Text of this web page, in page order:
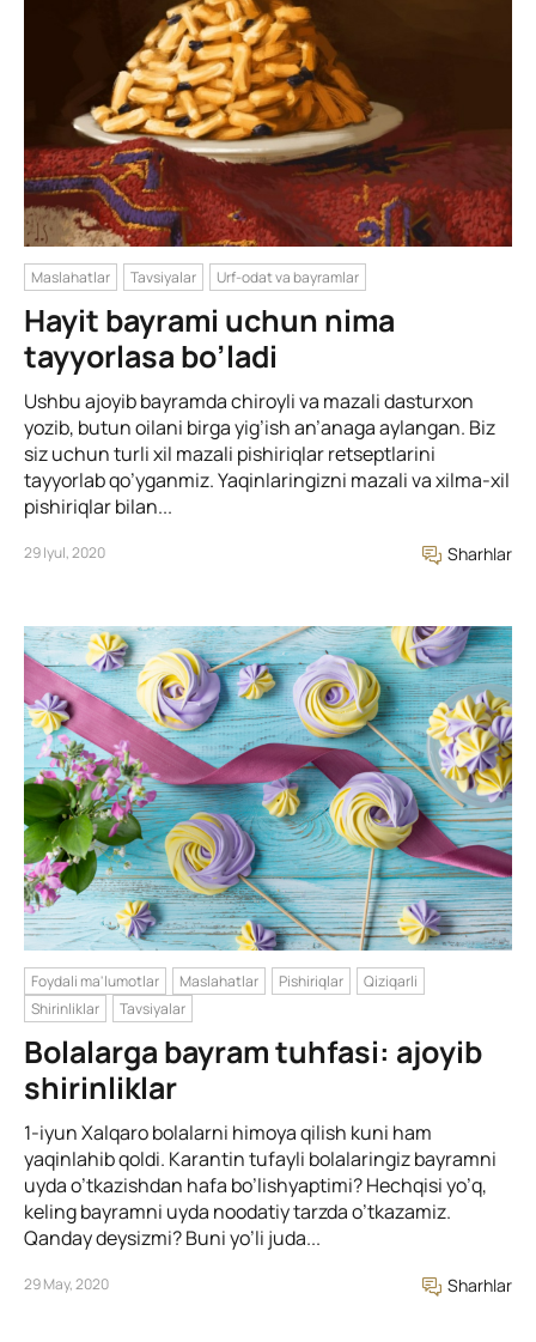
Maslahatlar Tavsiyalar Urf-odat va bayramlar
Hayit bayrami uchun nima
tayyorlasa bo’ladi
Ushbu ajoyib bayramda chiroyli va mazali dasturxon
yozib, butun oilani birga yig’ish an’anaga aylangan. Biz
siz uchun turli xil mazali pishiriqlar retseptlarini
tayyorlab qo’yganmiz. Yaqinlaringizni mazali va xilma-xil
pishiriqlar bilan...
29 Iyul, 2020 Sharhlar
Foydali ma'lumotlar Maslahatlar Pishiriqlar
Qiziqarli
Shirinliklar
Tavsiyalar
Bolalarga bayram tuhfasi: ajoyib
shirinliklar
1-iyun Xalqaro bolalarni himoya qilish kuni ham
yaqinlahib qoldi. Karantin tufayli bolalaringiz bayramni
uyda o’tkazishdan hafa bo’lishyaptimi? Hechqisi yo’q,
keling bayramni uyda noodatiy tarzda o’tkazamiz.
Qanday deysizmi? Buni yo’li juda...
29 May, 2020 Sharhlar